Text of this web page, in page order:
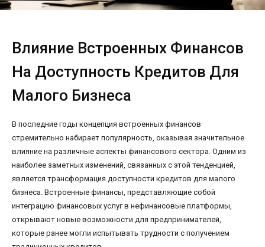
Влияние Встроенных Финансов
На Доступность Кредитов Для
Малого Бизнеса
В последние годы концепция встроенных финансов
стремительно набирает популярность, оказывая значительное
влияние на различные аспекты финансового сектора. Одним из
наиболее заметных изменений, связанных с этой тенденцией,
является трансформация доступности кредитов для малого
бизнеса. Встроенные финансы, представляющие собой
интеграцию финансовых услуг в нефинансовые платформы,
открывают новые возможности для предпринимателей,
которые ранее могли испытывать трудности с получением